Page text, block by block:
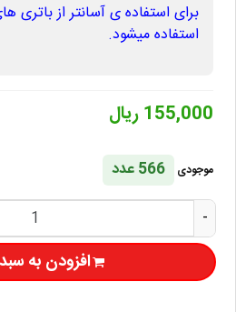
برای استفاده ی آسانتر از باتری
استفاده میشود.
155,000 ریال
موجودی
566 عدد
-
افزودن به